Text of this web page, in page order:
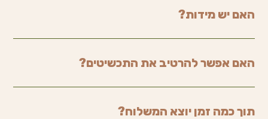
האם יש מידות?
האם אפשר להרטיב את התכשיטים?
תוך כמה זמן יוצא המשלוח?